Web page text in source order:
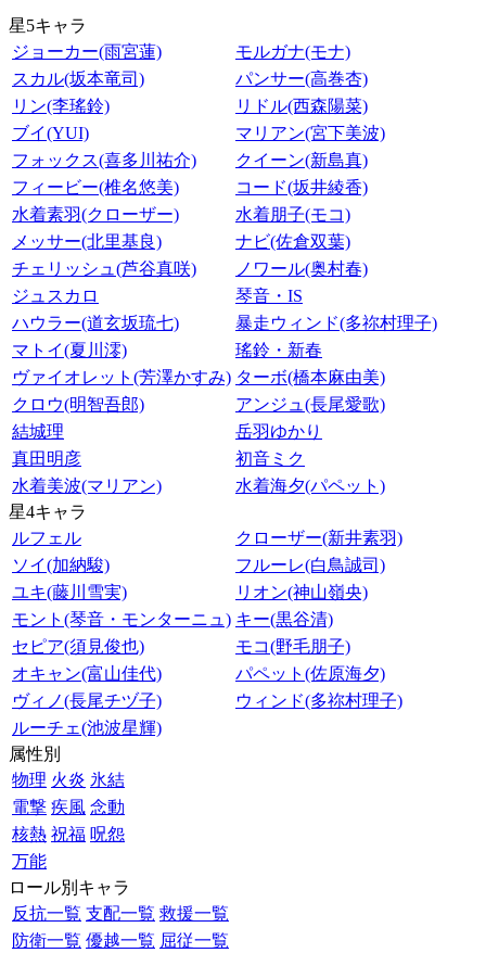
星5キャラ
ジョーカー(雨宮蓮)
モルガナ(モナ)
スカル(坂本竜司)
パンサー(高巻杏)
リン(李瑤鈴)
リドル(西森陽菜)
ブイ(YUI)
マリアン(宮下美波)
フォックス(喜多川祐介)
クイーン(新島真)
フィービー(椎名悠美)
コード(坂井綾香)
水着素羽(クローザー)
水着朋子(モコ)
メッサー(北里基良)
ナビ(佐倉双葉)
チェリッシュ(芦谷真咲)
ノワール(奥村春)
ジュスカロ
琴音・IS
ハウラー(道玄坂琉七)
暴走ウィンド(多祢村理子)
マトイ(夏川澪)
瑤鈴・新春
ヴァイオレット(芳澤かすみ) ターボ(橋本麻由美)
クロウ(明智吾郎)
アンジュ(長尾愛歌)
結城理
岳羽ゆかり
真田明彦
初音ミク
水着美波(マリアン)
水着海夕(パペット)
星4キャラ
ルフェル
クローザー(新井素羽)
ソイ(加納駿)
フルーレ(白鳥誠司)
ユキ(藤川雪実)
リオン(神山嶺央)
モント(琴音・モンターニュ) キー(黒谷清)
セピア(須見俊也)
モコ(野毛朋子)
オキャン(富山佳代)
パペット(佐原海夕)
ヴィノ(長尾チヅ子)
ウィンド(多祢村理子)
ルーチェ(池波星輝)
属性別
物理 火炎 氷結
電撃 疾風 念動
核熱 祝福 呪怨
万能
ロール別キャラ
反抗一覧 支配一覧 救援一覧
防衛一覧 優越一覧 屈従一覧